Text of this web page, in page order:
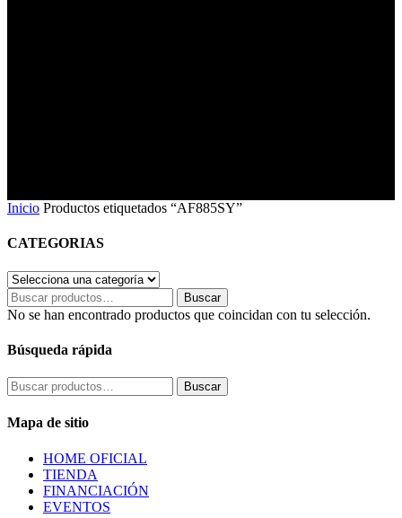
Inicio Productos etiquetados “AF885SY”
CATEGORIAS
Buscar
por:
Buscar
No se han encontrado productos que coincidan con tu selección.
Búsqueda rápida
Buscar
por:
Buscar
Mapa de sitio
HOME OFICIAL
TIENDA
FINANCIACIÓN
EVENTOS